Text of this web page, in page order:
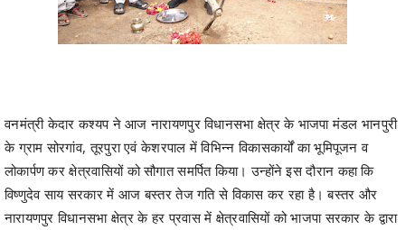
वनमंत्री केदार कश्यप ने आज नारायणपुर विधानसभा क्षेत्र के भाजपा मंडल भानपुरी
के ग्राम सोरगांव, तूरपुरा एवं केशरपाल में विभिन्न विकासकार्यों का भूमिपूजन व
लोकार्पण कर क्षेत्रवासियों को सौगात समर्पित किया। उन्होंने इस दौरान कहा कि
विष्णुदेव साय सरकार में आज बस्तर तेज गति से विकास कर रहा है। बस्तर और
नारायणपुर विधानसभा क्षेत्र के हर प्रवास में क्षेत्रवासियों को भाजपा सरकार के द्वारा